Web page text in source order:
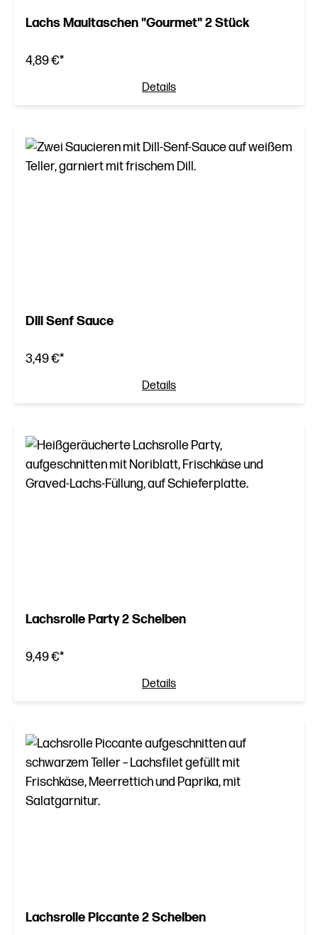
Lachs Maultaschen "Gourmet" 2 Stück
4,89 €*
Details
Dill Senf Sauce
3,49 €*
Details
Lachsrolle Party 2 Scheiben
9,49 €*
Details
Lachsrolle Piccante 2 Scheiben